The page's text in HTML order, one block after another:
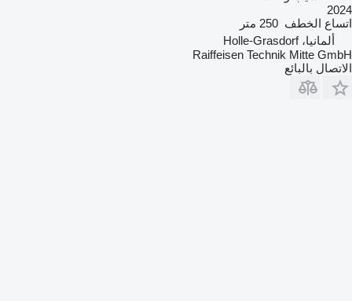
2024
اتساع الخطف 250 متر
ألمانيا، Holle-Grasdorf
Raiffeisen Technik Mitte GmbH
الاتصال بالبائع